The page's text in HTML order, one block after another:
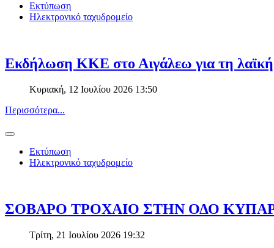
Εκτύπωση
Ηλεκτρονικό ταχυδρομείο
Εκδήλωση ΚΚΕ στο Αιγάλεω για τη λαϊκή
Κυριακή, 12 Ιουλίου 2026 13:50
Περισσότερα...
Εκτύπωση
Ηλεκτρονικό ταχυδρομείο
ΣΟΒΑΡΟ ΤΡΟΧΑΙΟ ΣΤΗΝ ΟΔΟ
Τρίτη, 21 Ιουλίου 2026 19:32